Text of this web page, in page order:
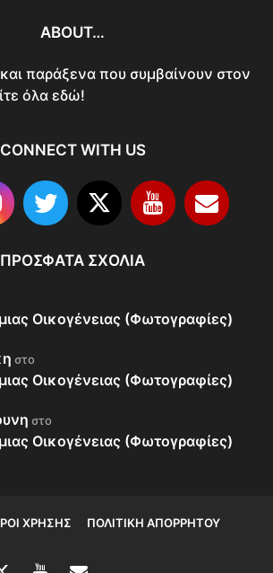
ABOUT…
παράξενα που συμβαίνουν στον
όλα εδώ!
CONNECT WITH US
ΠΡΌΣΦΑΤΑ ΣΧΌΛΙΑ
Οικογένειας (Φωτογραφίες)
στο
Οικογένειας (Φωτογραφίες)
στο
Οικογένειας (Φωτογραφίες)
ΧΡΉΣΗΣ
ΠΟΛΙΤΙΚΉ ΑΠΟΡΡΉΤΟΥ